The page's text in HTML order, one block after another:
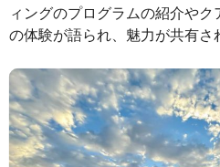
ィングのプログラムの紹介や
の体験が語られ、魅力が共有されま